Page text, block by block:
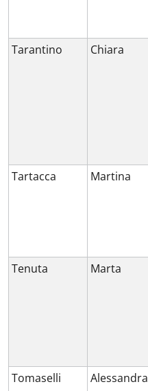
Tarantino Chiara
Tartacca Martina
Tenuta Marta
Tomaselli Alessandra